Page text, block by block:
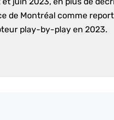
de Montréal comme
play-by-play en 2023.